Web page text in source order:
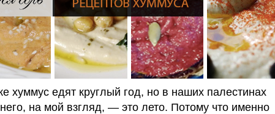
хуммус едят круглый год, но в наших палестинах
на мой взгляд, — это лето. Потому что именно